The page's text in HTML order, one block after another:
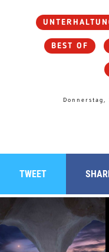
BEST OF
TWEET